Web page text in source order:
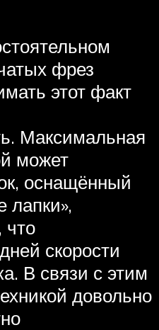
фрез
этот факт
Максимальная
может
оснащённый
лапки»,
что
скорости
В связи с этим
довольно